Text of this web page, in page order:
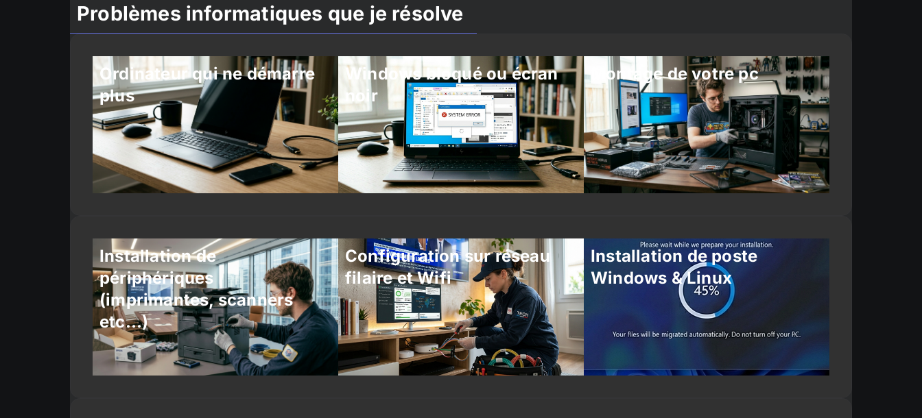
Problèmes informatiques que je résolve
Ordinateur qui ne démarre
plus
Windows bloqué ou écran
noir
Montage de votre pc
Installation de
périphériques
(imprimantes, scanners
etc…)
Configuration sur réseau
filaire et Wifi
Installation de poste
Windows & Linux